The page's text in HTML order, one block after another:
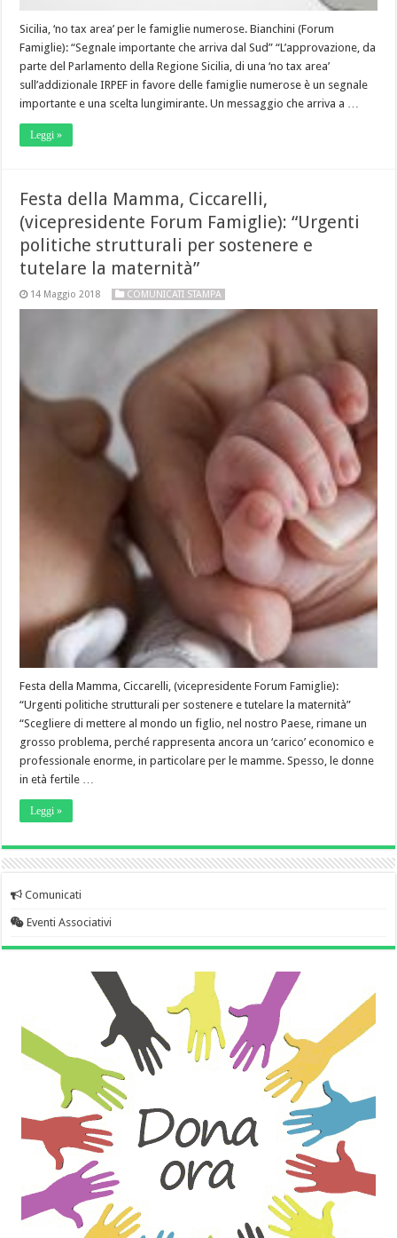
Sicilia, ‘no tax area’ per le famiglie numerose. Bianchini (Forum
Famiglie): “Segnale importante che arriva dal Sud” “L’approvazione, da
parte del Parlamento della Regione Sicilia, di una ‘no tax area’
sull’addizionale IRPEF in favore delle famiglie numerose è un segnale
importante e una scelta lungimirante. Un messaggio che arriva a …
Leggi »
Festa della Mamma, Ciccarelli,
(vicepresidente Forum Famiglie): “Urgenti
politiche strutturali per sostenere e
tutelare la maternità”
14 Maggio 2018 COMUNICATI STAMPA
Festa della Mamma, Ciccarelli, (vicepresidente Forum Famiglie):
“Urgenti politiche strutturali per sostenere e tutelare la maternità”
“Scegliere di mettere al mondo un figlio, nel nostro Paese, rimane un
grosso problema, perché rappresenta ancora un ‘carico’ economico e
professionale enorme, in particolare per le mamme. Spesso, le donne
in età fertile …
Leggi »
Comunicati
Eventi Associativi